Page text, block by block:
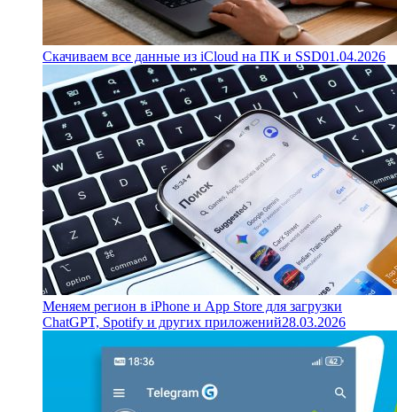
Скачиваем все данные из iCloud на ПК и SSD01.04.2026
Меняем регион в iPhone и App Store для загрузки
ChatGPT, Spotify и других приложений28.03.2026